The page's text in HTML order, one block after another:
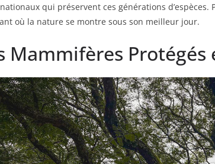
qui préservent ces générations
où la nature se montre sous son meilleur jour.
Mammifères Protégés